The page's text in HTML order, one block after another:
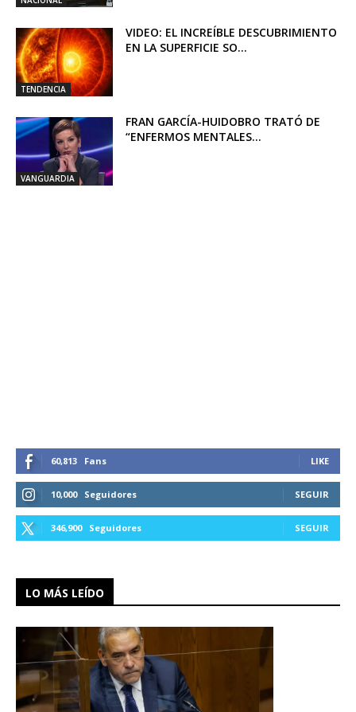
TENDENCIA
VIDEO: EL INCREÍBLE DESCUBRIMIENTO
EN LA SUPERFICIE SO...
VANGUARDIA
FRAN GARCÍA-HUIDOBRO TRATÓ DE
“ENFERMOS MENTALES...
60,813 Fans LIKE
10,000 Seguidores SEGUIR
346,900 Seguidores SEGUIR
LO MÁS LEÍDO